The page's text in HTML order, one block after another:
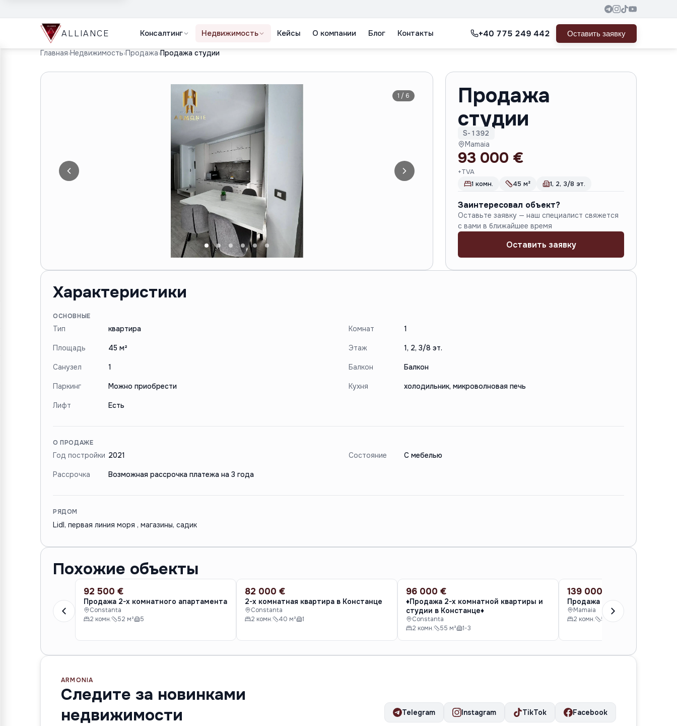
ALLIANCE Консалтинг Недвижимость Кейсы О компании Блог Контакты +40 775 249 442 Оставить заявку
Главная›Недвижимость›Продажа›Продажа студии
1 / 6
Продажа
студии
S-1392
Mamaia
93 000 €
+TVA
1 комн.
45 м² 1, 2, 3/8 эт.
Заинтересовал объект?
Оставьте заявку — наш специалист свяжется
с вами в ближайшее время
Оставить заявку
Характеристики
ОСНОВНЫЕ
Тип квартира Комнат 1
Площадь 45 м² Этаж 1, 2, 3/8 эт.
Санузел 1 Балкон Балкон
Паркинг Можно приобрести Кухня холодильник, микроволновая печь
Лифт Есть
О ПРОДАЖЕ
Год постройки 2021 Состояние С мебелью
Рассрочка Возможная рассрочка платежа на 3 года
РЯДОМ
Lidl, первая линия моря , магазины, садик
Похожие объекты
ПРОДАЖА
92 500 €
Продажа 2-х комнатного апартамента
Constanta
2 комн.
52 м² 5
ПРОДАЖА
82 000 €
2-х комнатная квартира в Констанце
Constanta
2 комн.
40 м² 1
ПРОДАЖА
96 000 €
♦️Продажа 2-х комнатной квартиры и
студии в Констанце♦️
Constanta
2 комн.
55 м² 1-3
ПРОДАЖА
139 000 €
Продажа 2-х комнатной
Mamaia
2 комн.
59 м²
ARMONIA
Следите за новинками
недвижимости
Telegram Instagram TikTok Facebook